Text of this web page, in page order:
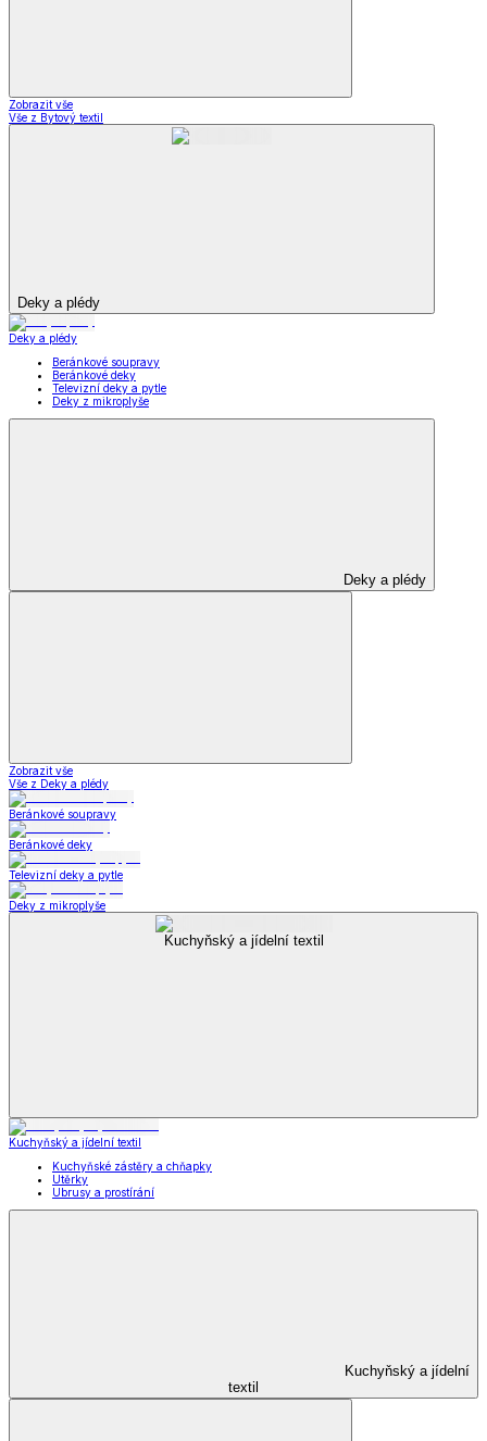
Zobrazit vše
Vše z Bytový textil
Deky a plédy
Deky a plédy
Beránkové soupravy
Beránkové deky
Televizní deky a pytle
Deky z mikroplyše
Deky a plédy
Zobrazit vše
Vše z Deky a plédy
Beránkové soupravy
Beránkové deky
Televizní deky a pytle
Deky z mikroplyše
Kuchyňský a jídelní textil
Kuchyňský a jídelní textil
Kuchyňské zástěry a chňapky
Utěrky
Ubrusy a prostírání
Kuchyňský a jídelní
textil